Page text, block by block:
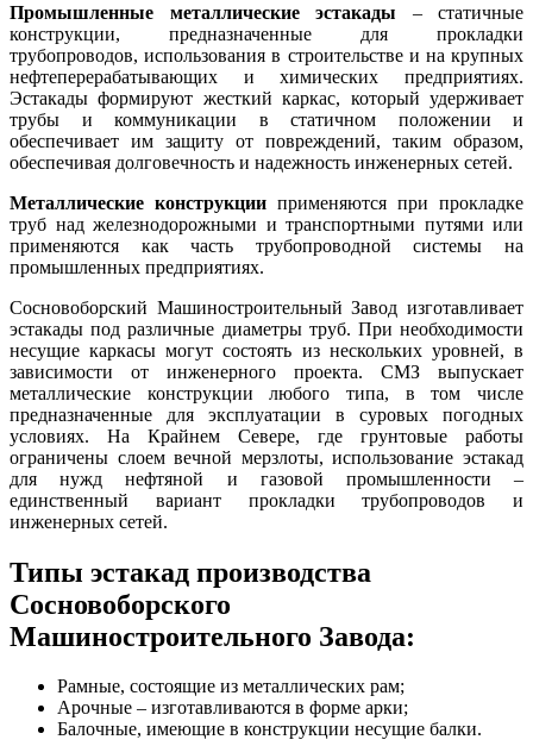
Промышленные металлические эстакады – статичные
конструкции, предназначенные для прокладки
трубопроводов, использования в строительстве и на крупных
нефтеперерабатывающих и химических предприятиях.
Эстакады формируют жесткий каркас, который удерживает
трубы и коммуникации в статичном положении и
обеспечивает им защиту от повреждений, таким образом,
обеспечивая долговечность и надежность инженерных сетей.
Металлические конструкции применяются при прокладке
труб над железнодорожными и транспортными путями или
применяются как часть трубопроводной системы на
промышленных предприятиях.
Сосновоборский Машиностроительный Завод изготавливает
эстакады под различные диаметры труб. При необходимости
несущие каркасы могут состоять из нескольких уровней, в
зависимости от инженерного проекта. СМЗ выпускает
металлические конструкции любого типа, в том числе
предназначенные для эксплуатации в суровых погодных
условиях. На Крайнем Севере, где грунтовые работы
ограничены слоем вечной мерзлоты, использование эстакад
для нужд нефтяной и газовой промышленности –
единственный вариант прокладки трубопроводов и
инженерных сетей.
Типы эстакад производства
Сосновоборского
Машиностроительного Завода:
Рамные, состоящие из металлических рам;
Арочные – изготавливаются в форме арки;
Балочные, имеющие в конструкции несущие балки.